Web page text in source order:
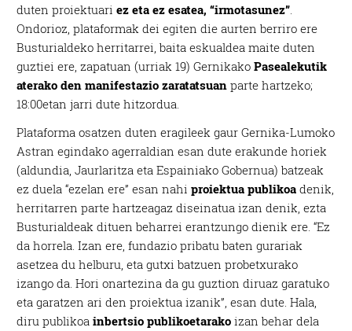
duten proiektuari ez eta ez esatea, “irmotasunez”.
Ondorioz, plataformak dei egiten die aurten berriro ere
Busturialdeko herritarrei, baita eskualdea maite duten
guztiei ere, zapatuan (urriak 19) GernikakoPasealekutik
aterako den manifestazio zaratatsuan parte hartzeko;
18:00etan jarri dute hitzordua.
Plataforma osatzen duten eragileek gaur Gernika-Lumoko
Astran egindako agerraldian esan dute erakunde horiek
(aldundia, Jaurlaritza eta Espainiako Gobernua) batzeak
ez duela “ezelan ere” esan nahi proiektua publikoa denik,
herritarren parte hartzeagaz diseinatua izan denik, ezta
Busturialdeak dituen beharrei erantzungo dienik ere. “Ez
da horrela. Izan ere, fundazio pribatu baten gurariak
asetzea du helburu, eta gutxi batzuen probetxurako
izango da. Hori onartezina da gu guztion diruaz garatuko
eta garatzen ari den proiektua izanik”, esan dute. Hala,
diru publikoainbertsio publikoetarako izan behar dela